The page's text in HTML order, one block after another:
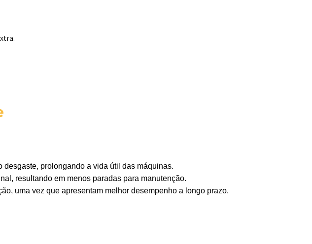
prolongando a vida útil das máquinas.
resultando em menos paradas para manutenção.
uma vez que apresentam melhor desempenho a longo prazo.